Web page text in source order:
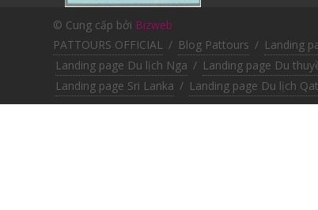
© Cung cấp bởi Bizweb
PATTOURS OFFICIAL / Blog Pattours / Landing
Landing page Du lịch Nga / Landing page Du
Landing page Sri Lanka / Landing page Du lịch